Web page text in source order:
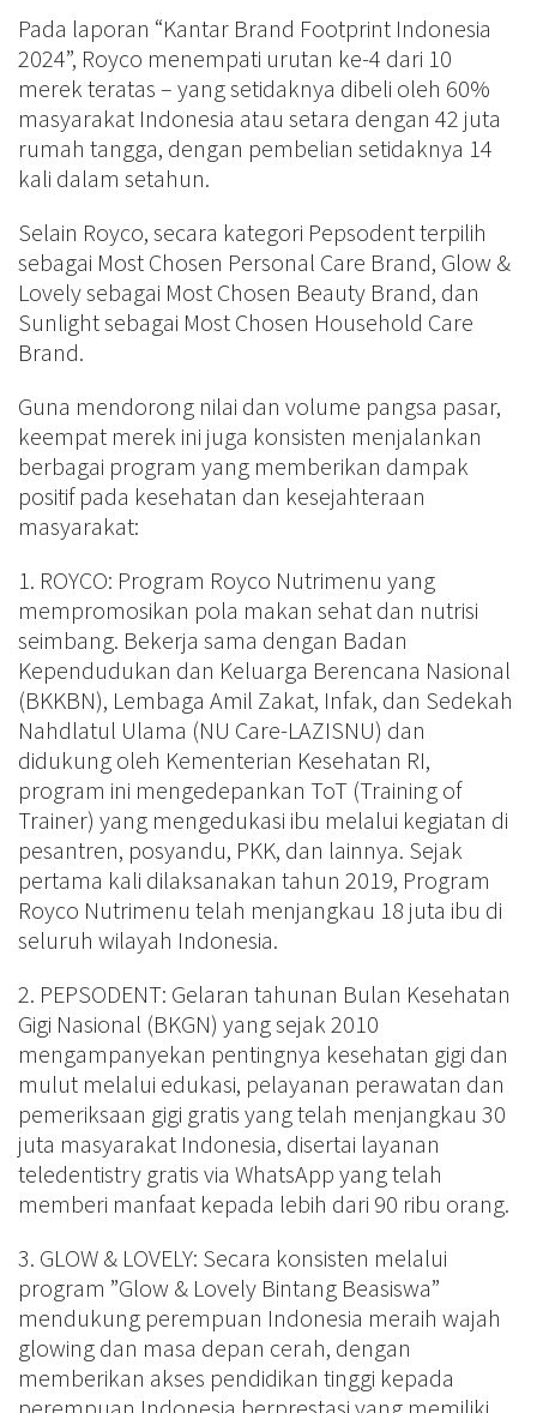
Pada laporan “Kantar Brand Footprint Indonesia
2024”, Royco menempati urutan ke-4 dari 10
merek teratas – yang setidaknya dibeli oleh 60%
masyarakat Indonesia atau setara dengan 42 juta
rumah tangga, dengan pembelian setidaknya 14
kali dalam setahun.
Selain Royco, secara kategori Pepsodent terpilih
sebagai Most Chosen Personal Care Brand, Glow &
Lovely sebagai Most Chosen Beauty Brand, dan
Sunlight sebagai Most Chosen Household Care
Brand.
Guna mendorong nilai dan volume pangsa pasar,
keempat merek ini juga konsisten menjalankan
berbagai program yang memberikan dampak
positif pada kesehatan dan kesejahteraan
masyarakat:
1. ROYCO: Program Royco Nutrimenu yang
mempromosikan pola makan sehat dan nutrisi
seimbang. Bekerja sama dengan Badan
Kependudukan dan Keluarga Berencana Nasional
(BKKBN), Lembaga Amil Zakat, Infak, dan Sedekah
Nahdlatul Ulama (NU Care-LAZISNU) dan
didukung oleh Kementerian Kesehatan RI,
program ini mengedepankan ToT (Training of
Trainer) yang mengedukasi ibu melalui kegiatan di
pesantren, posyandu, PKK, dan lainnya. Sejak
pertama kali dilaksanakan tahun 2019, Program
Royco Nutrimenu telah menjangkau 18 juta ibu di
seluruh wilayah Indonesia.
2. PEPSODENT: Gelaran tahunan Bulan Kesehatan
Gigi Nasional (BKGN) yang sejak 2010
mengampanyekan pentingnya kesehatan gigi dan
mulut melalui edukasi, pelayanan perawatan dan
pemeriksaan gigi gratis yang telah menjangkau 30
juta masyarakat Indonesia, disertai layanan
teledentistry gratis via WhatsApp yang telah
memberi manfaat kepada lebih dari 90 ribu orang.
3. GLOW & LOVELY: Secara konsisten melalui
program ”Glow & Lovely Bintang Beasiswa”
mendukung perempuan Indonesia meraih wajah
glowing dan masa depan cerah, dengan
memberikan akses pendidikan tinggi kepada